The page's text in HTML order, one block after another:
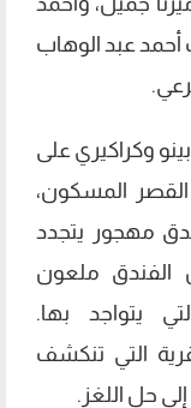
أحمد عبد الوهاب
وكراكيري على
المسكون،
مهجور يتجدد
الفندق ملعون
يتواجد بها.
التي تنكشف
حل اللغز.